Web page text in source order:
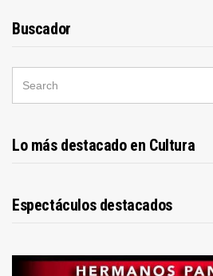
Buscador
Lo más destacado en Cultura
Espectáculos destacados